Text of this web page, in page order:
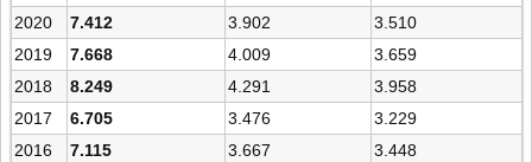
2020
7.412 3.902
3.510
2019
7.668 4.009
3.659
2018
8.249 4.291
3.958
2017
6.705 3.476
3.229
2016
7.115 3.667
3.448